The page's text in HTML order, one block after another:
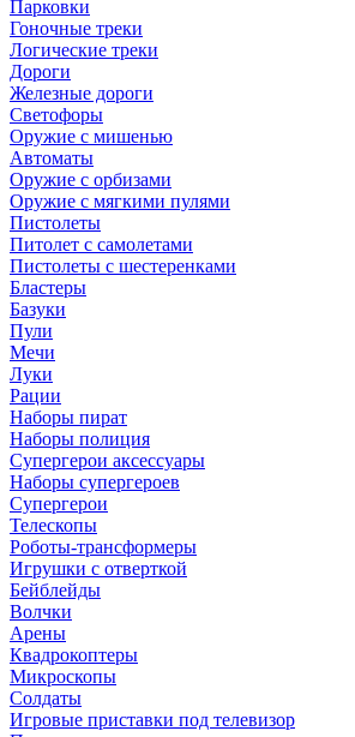
Парковки
Гоночные треки
Логические треки
Дороги
Железные дороги
Светофоры
Оружие с мишенью
Автоматы
Оружие с орбизами
Оружие с мягкими пулями
Пистолеты
Питолет с самолетами
Пистолеты с шестеренками
Бластеры
Базуки
Пули
Мечи
Луки
Рации
Наборы пират
Наборы полиция
Супергерои аксессуары
Наборы супергероев
Супергерои
Телескопы
Роботы-трансформеры
Игрушки с отверткой
Бейблейды
Волчки
Арены
Квадрокоптеры
Микроскопы
Солдаты
Игровые приставки под телевизор